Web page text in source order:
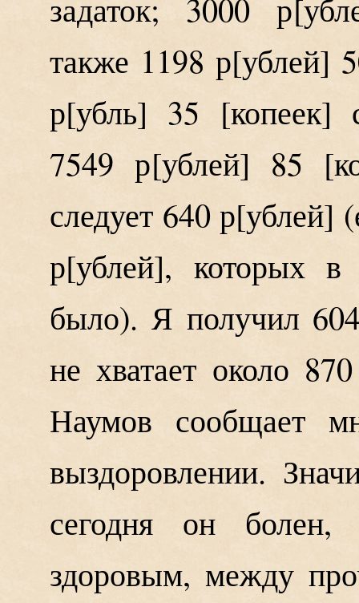
задаток; 3000 р
также 1198 р ублей
р убль
35 [копеек]
7549 р ублей
85
следует 640 р ублей
р ублей , которых в
было). Я получил
не хватает около
Наумов сообщает
выздоровлении.
сегодня он
здоровым, между